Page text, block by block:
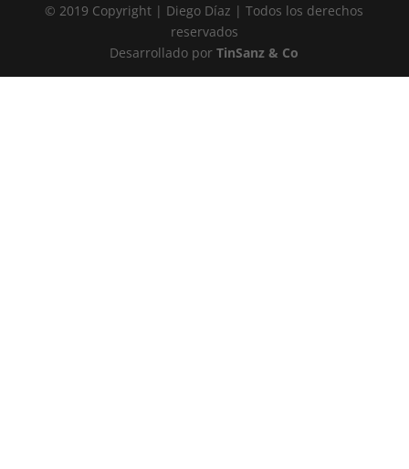
© 2019 Copyright | Diego Díaz | Todos los derechos
reservados
Desarrollado porTinSanz & Co